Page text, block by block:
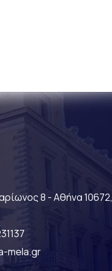
8 - Αθήνα 10672,
mela.gr